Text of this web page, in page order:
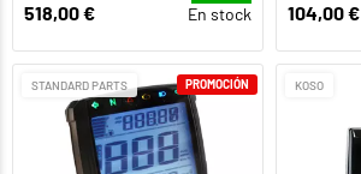
518,00 € En stock 104,00 €
STANDARD PARTS PROMOCIÓN KOSO